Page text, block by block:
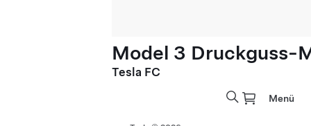
Model 3 Druckguss-
Tesla FC
Menü